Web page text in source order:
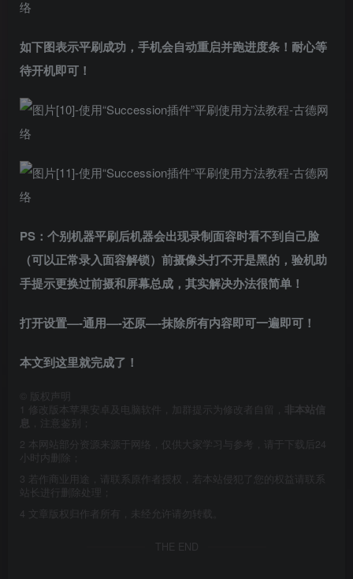
如下图表示平刷成功，手机会自动重启并跑进度条！耐心等
待开机即可！
PS：个别机器平刷后机器会出现录制面容时看不到自己脸
（可以正常录入面容解锁）前摄像头打不开是黑的，验机助
手提示更换过前摄和屏幕总成，其实解决办法很简单！
打开设置—-通用—-还原—-抹除所有内容即可一遍即可！
本文到这里就完成了！
版权声明
1
修改版本苹果安卓及电脑软件，加群提示为修改者自留，
非本站信
息 ，注意鉴别；
2 本网站部分资源来源于网络，仅供大家学习与参考，请于下载后24
小时内删除；
3 若作商业用途，请联系原作者授权，若本站侵犯了您的权益请联系
站长进行删除处理；
4 文章版权归作者所有，未经允许请勿转载。
THE END